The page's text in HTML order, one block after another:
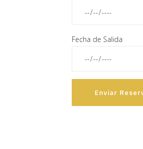
Fecha de Salida